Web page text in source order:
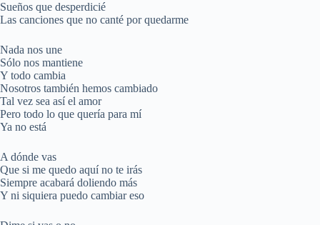
Sueños que desperdicié
Las canciones que no canté por quedarme
Nada nos une
Sólo nos mantiene
Y todo cambia
Nosotros también hemos cambiado
Tal vez sea así el amor
Pero todo lo que quería para mí
Ya no está
A dónde vas
Que si me quedo aquí no te irás
Siempre acabará doliendo más
Y ni siquiera puedo cambiar eso